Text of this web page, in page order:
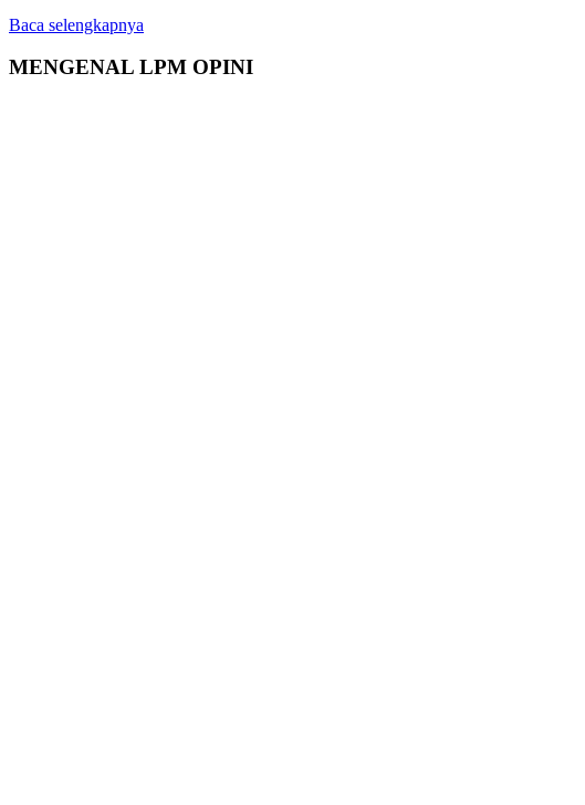
Baca selengkapnya
MENGENAL LPM OPINI